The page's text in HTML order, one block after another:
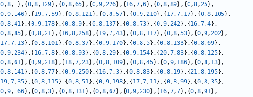
0,8, 1},{0,8, 129},{0,8,65},{0,9,226},{ 16,7,6},{0,8,89},{0,8,25},
0,9, 146},{ 19,7,59},{0,8, 121},{0,8,57},{0,9,210},{ 17,7, 17},{0,8, 105},
0,8,41},{0,9, 178},{0,8,9},{0,8, 137},{0,8,73},{0,9,242},{ 16,7,4},
0,8,85},{0,8,21},{ 16,8,258},{ 19,7,43},{0,8, 117},{0,8,53},{0,9,202},
17,7, 13},{0,8, 101},{0,8,37},{0,9, 170},{0,8,5},{0,8, 133},{0,8,69},
0,9,234},{ 16,7,8},{0,8,93},{0,8,29},{0,9, 154},{20,7,83},{0,8, 125},
0,8,61},{0,9,218},{ 18,7,23},{0,8, 109},{0,8,45},{0,9, 186},{0,8, 13},
0,8, 141},{0,8,77},{0,9,250},{ 16,7,3},{0,8,83},{0,8, 19},{21,8, 195},
19,7,35},{0,8, 115},{0,8,51},{0,9, 198},{ 17,7, 11},{0,8,99},{0,8,35},
0,9, 166},{0,8,3},{0,8, 131},{0,8,67},{0,9,230},{ 16,7,7},{0,8,91},